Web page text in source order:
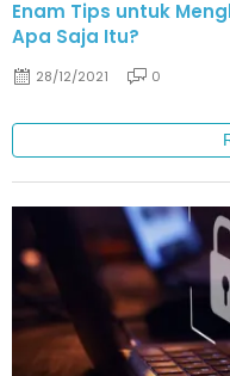
Enam Tips untuk
Apa Saja Itu?
28/12/2021 0